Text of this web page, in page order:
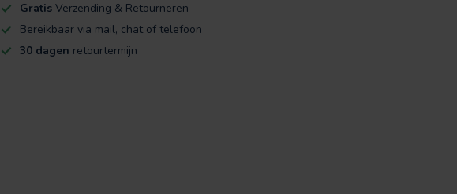
Gratis Verzending & Retourneren
Bereikbaar via mail, chat of telefoon
30 dagen retourtermijn